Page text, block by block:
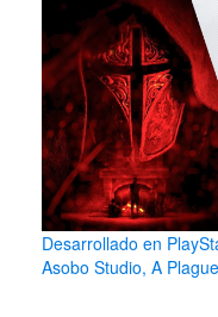
Desarrollado en
Asobo Studio, A